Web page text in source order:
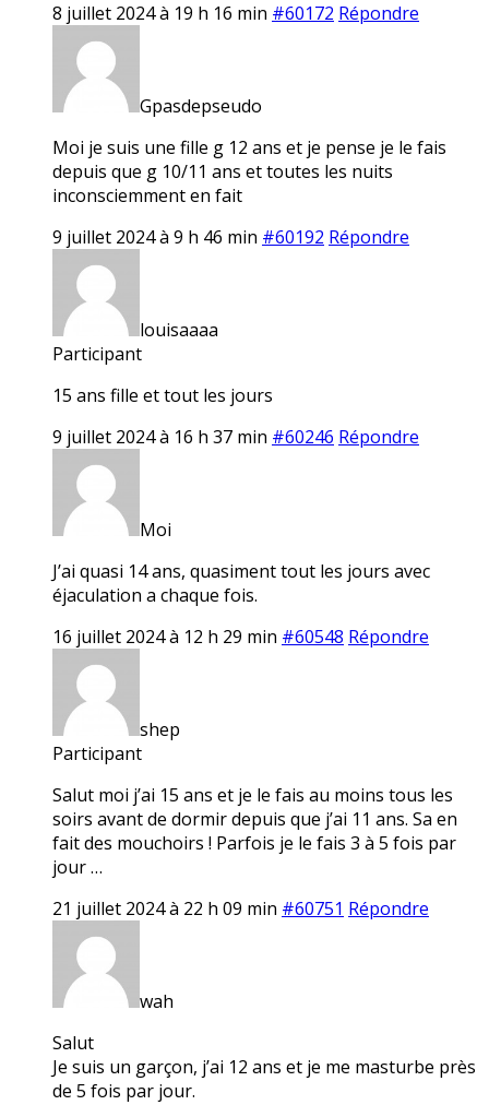
8 juillet 2024 à 19 h 16 min #60172 Répondre
Gpasdepseudo
Moi je suis une fille g 12 ans et je pense je le fais
depuis que g 10/11 ans et toutes les nuits
inconsciemment en fait
9 juillet 2024 à 9 h 46 min #60192 Répondre
louisaaaa
Participant
15 ans fille et tout les jours
9 juillet 2024 à 16 h 37 min #60246 Répondre
Moi
J’ai quasi 14 ans, quasiment tout les jours avec
éjaculation a chaque fois.
16 juillet 2024 à 12 h 29 min #60548 Répondre
shep
Participant
Salut moi j’ai 15 ans et je le fais au moins tous les
soirs avant de dormir depuis que j’ai 11 ans. Sa en
fait des mouchoirs ! Parfois je le fais 3 à 5 fois par
jour …
21 juillet 2024 à 22 h 09 min #60751 Répondre
wah
Salut
Je suis un garçon, j’ai 12 ans et je me masturbe près
de 5 fois par jour.